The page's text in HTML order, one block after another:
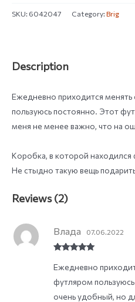
SKU:6042047 Category:Brig
Description
Ежедневно приходится
пользуюсь постоянно. Этот
меня не менее важно, что на
Коробка, в которой находился
Не стыдно такую вещь
Reviews (2)
of 5
Влада 07.06.2022
Ежедневно
футляром
очень удобный, но